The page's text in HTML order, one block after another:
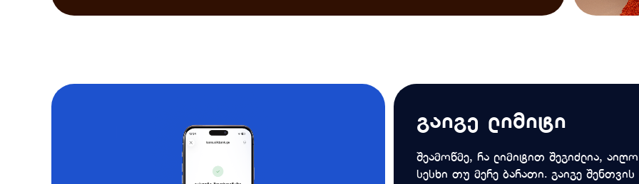
გაიგე ლიმიტი
შეამოწმე, რა ლიმიტით შეგიძლია,
სესხი თუ მერე ბარათი. გაიგე